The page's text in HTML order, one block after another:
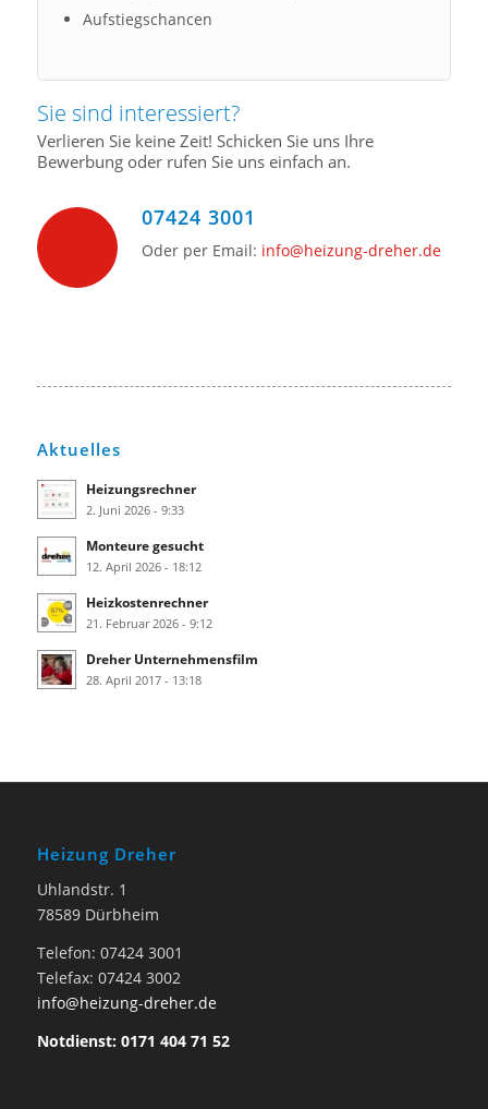
Aufstiegschancen
Sie sind interessiert?
Verlieren Sie keine Zeit! Schicken Sie uns Ihre
Bewerbung oder rufen Sie uns einfach an.
07424 3001
Oder per Email: info@heizung-dreher.de
Aktuelles
Heizungsrechner
2. Juni 2026 - 9:33
Monteure gesucht
12. April 2026 - 18:12
Heizkostenrechner
21. Februar 2026 - 9:12
Dreher Unternehmensfilm
28. April 2017 - 13:18
Heizung Dreher
Uhlandstr. 1
78589 Dürbheim
Telefon: 07424 3001
Telefax: 07424 3002
info@heizung-dreher.de
Notdienst: 0171 404 71 52